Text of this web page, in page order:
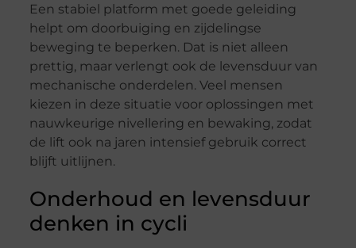
Een stabiel platform met goede geleiding
helpt om doorbuiging en zijdelingse
beweging te beperken. Dat is niet alleen
prettig, maar verlengt ook de levensduur van
mechanische onderdelen. Veel mensen
kiezen in deze situatie voor oplossingen met
nauwkeurige nivellering en bewaking, zodat
de lift ook na jaren intensief gebruik correct
blijft uitlijnen.
Onderhoud en levensduur
denken in cycli